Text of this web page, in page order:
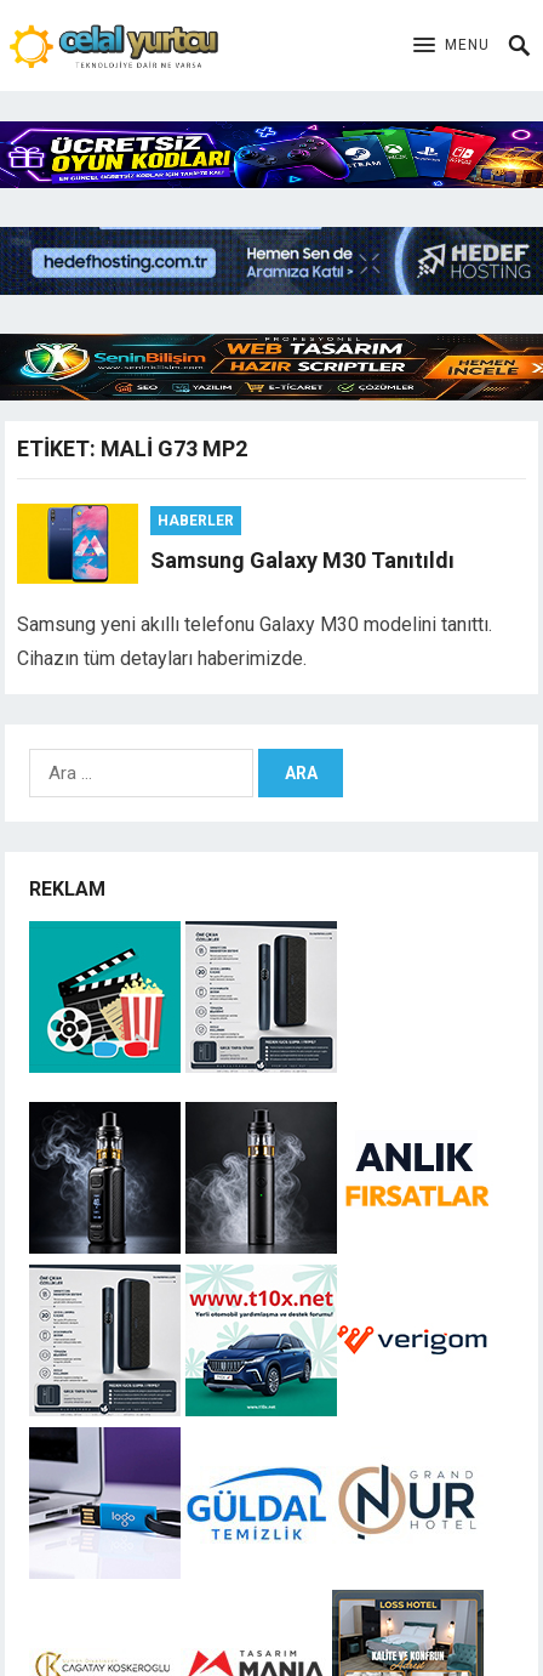
MENU
ETIKET: MALI G73 MP2
HABERLER
Samsung Galaxy M30 Tanıtıldı
Samsung yeni akıllı telefonu Galaxy M30 modelini tanıttı.
Cihazın tüm detayları haberimizde.
Arama:
REKLAM